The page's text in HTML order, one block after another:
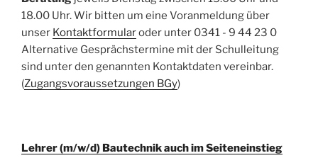
18.00 Uhr. Wir bitten um eine Voranmeldung über
unser Kontaktformularoder unter 0341 - 9 44 23 0
Alternative Gesprächstermine mit der Schulleitung
sind unter den genannten Kontaktdaten vereinbar.
(Zugangsvoraussetzungen BGy)
Lehrer (m/w/d) Bautechnik auch im Seiteneinstieg